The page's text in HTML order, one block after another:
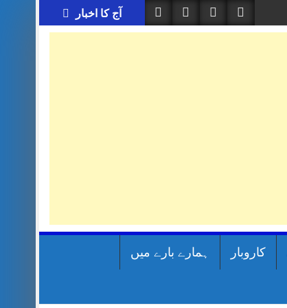
آج کا اخبار
کاروبار ہمارے بارے میں